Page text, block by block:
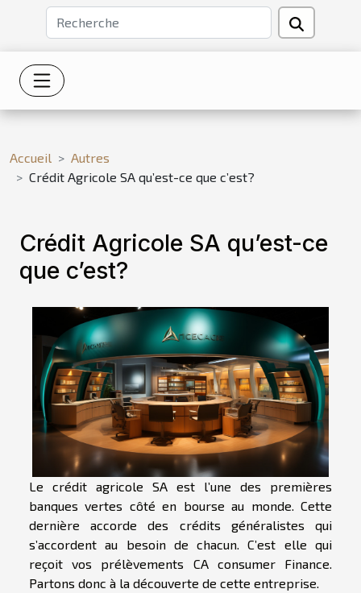
Accueil
Autres
Crédit Agricole SA qu’est-ce que c’est?
Crédit Agricole SA qu’est-ce
que c’est?
Le crédit agricole SA est l’une des premières
banques vertes côté en bourse au monde. Cette
dernière accorde des crédits généralistes qui
s’accordent au besoin de chacun. C’est elle qui
reçoit vos prélèvements CA consumer Finance.
Partons donc à la découverte de cette entreprise.